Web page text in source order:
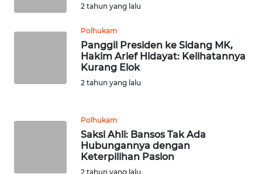
2 tahun yang lalu
Polhukam
Panggil Presiden ke Sidang MK,
Hakim Arief Hidayat: Kelihatannya
Kurang Elok
2 tahun yang lalu
Polhukam
Saksi Ahli: Bansos Tak Ada
Hubungannya dengan
Keterpilihan Paslon
2 tahun yang lalu
WN